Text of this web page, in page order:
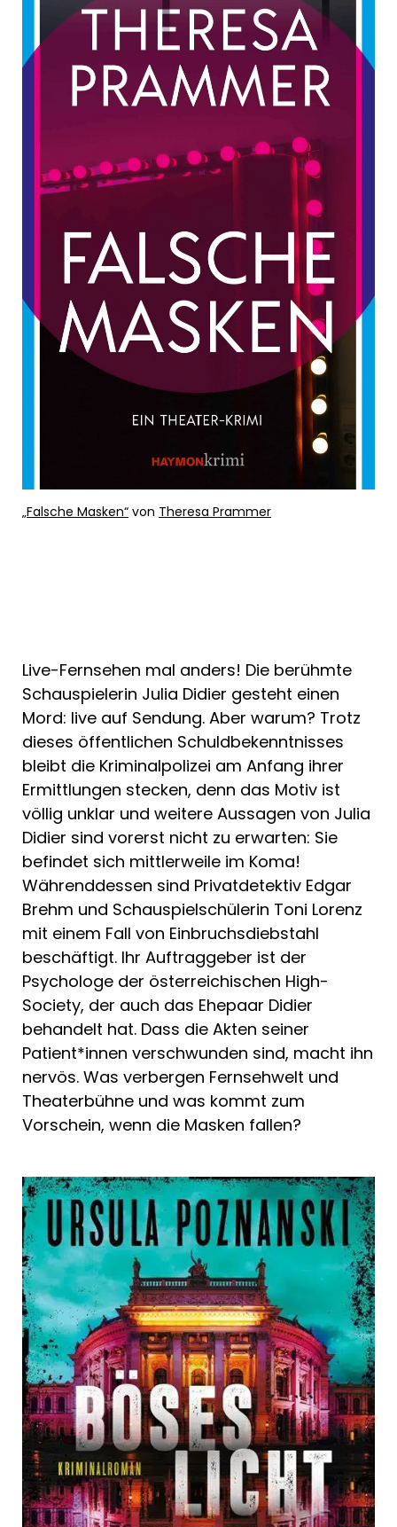
„Falsche Masken“ von Theresa Prammer
Live-Fernsehen mal anders! Die berühmte
Schauspielerin Julia Didier gesteht einen
Mord: live auf Sendung. Aber warum? Trotz
dieses öffentlichen Schuldbekenntnisses
bleibt die Kriminalpolizei am Anfang ihrer
Ermittlungen stecken, denn das Motiv ist
völlig unklar und weitere Aussagen von Julia
Didier sind vorerst nicht zu erwarten: Sie
befindet sich mittlerweile im Koma!
Währenddessen sind Privatdetektiv Edgar
Brehm und Schauspielschülerin Toni Lorenz
mit einem Fall von Einbruchsdiebstahl
beschäftigt. Ihr Auftraggeber ist der
Psychologe der österreichischen High-
Society, der auch das Ehepaar Didier
behandelt hat. Dass die Akten seiner
Patient*innen verschwunden sind, macht ihn
nervös. Was verbergen Fernsehwelt und
Theaterbühne und was kommt zum
Vorschein, wenn die Masken fallen?